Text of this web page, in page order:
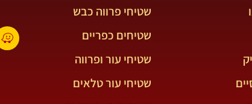
שטיחי פרווה כבש
שטיחים כפריים
שטיחי עור ופרווה
שטיחי עור טלאים